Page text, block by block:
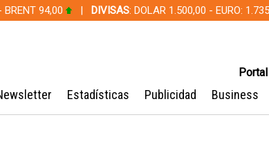
94,00 | DIVISAS: DOLAR 1.500,00 - EURO:
Estadísticas Publicidad Business